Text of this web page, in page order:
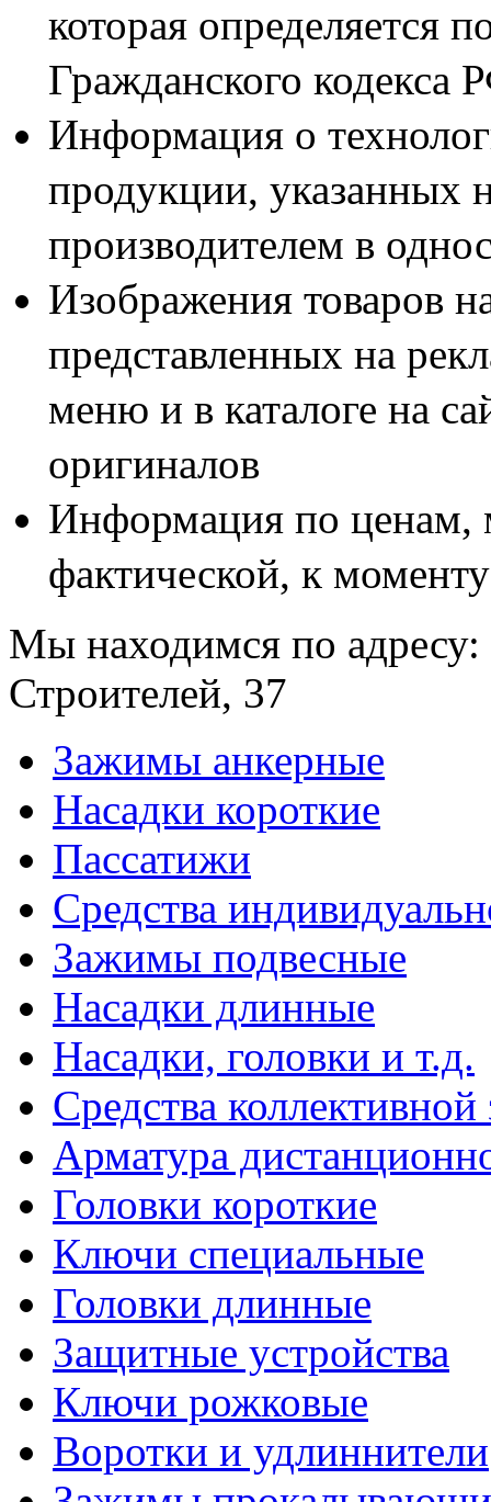
которая определяется
Гражданского кодекса
Информация о
продукции, указанных
производителем в
Изображения товаров
представленных на
меню и в каталоге на
оригиналов
Информация по ценам,
фактической, к
Мы находимся по адресу:
Строителей, 37
Зажимы анкерные
Насадки короткие
Пассатижи
Средства
Зажимы подвесные
Насадки длинные
Насадки, головки и т.д.
Средства
Арматура
Головки короткие
Ключи специальные
Головки длинные
Защитные устройства
Ключи рожковые
Воротки и удлиннители